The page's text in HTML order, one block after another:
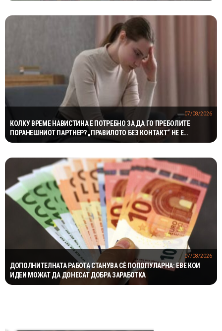
КОЛКУ ВРЕМЕ НАВИСТИНА Е ПОТРЕБНО ЗА ДА ГО ПРЕБОЛИТЕ
ПОРАНЕШНИОТ ПАРТНЕР? „ПРАВИЛОТО БЕЗ КОНТАКТ“ НЕ Е
МАГИЧНА ФОРМУЛА
07/08/2026
ДОПОЛНИТЕЛНАТА РАБОТА СТАНУВА СÈ ПОПОПУЛАРНА: ЕВЕ КОИ
ИДЕИ МОЖАТ ДА ДОНЕСАТ ДОБРА ЗАРАБОТКА
07/08/2026